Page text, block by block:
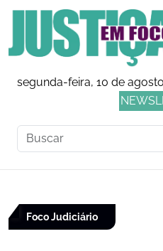
segunda-feira, 10 de
Foco Judiciário